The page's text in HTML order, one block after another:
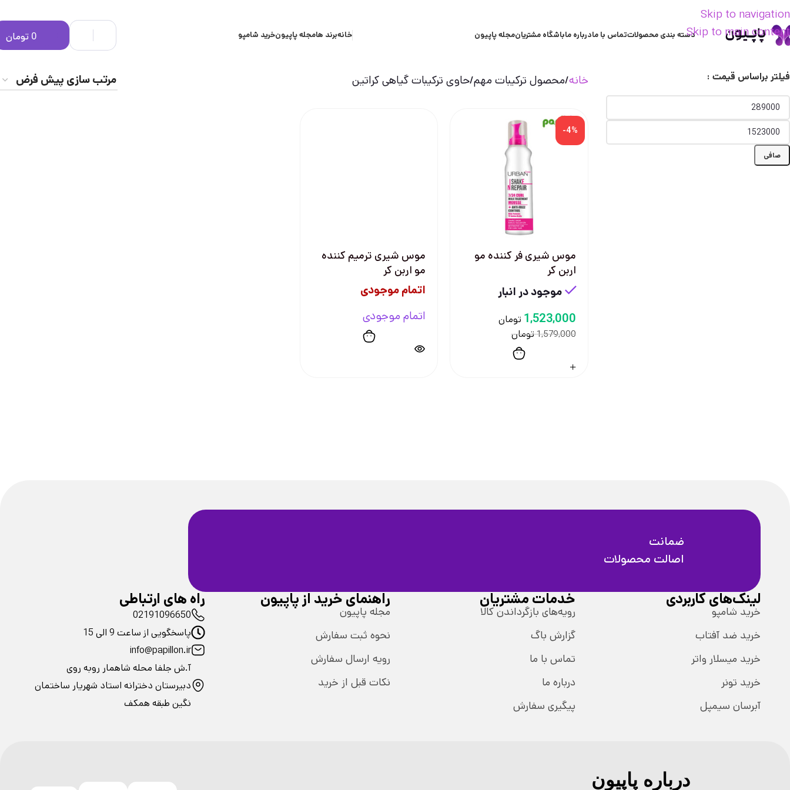
Skip to navigation
Skip to main contentدسته بندی محصولاتتماس با مادرباره ماباشگاه مشتریانمجله پاپیون خانهبرند هامجله پاپیونخرید شامپو 0 تومان
فیلتر براساس قیمت :
صافی
خانه محصول ترکیبات مهم حاوی ترکیبات گیاهی کراتین
-4%
موس شیری فر کننده مو
اربن کر
موجود در انبار
1,579,000تومان
1,523,000 تومان
موس شیری ترمیم کننده
مو اربن کر
اتمام موجودی
اتمام موجودی
ضمانت
اصالت محصولات
لینک‌های کاربردی
خرید شامپو
خرید ضد آفتاب
خرید میسلار واتر
خرید تونر
آبرسان سیمپل
خدمات مشتریان
رویه‌های بازگرداندن کالا
گزارش باگ
تماس با ما
درباره ما
پیگیری سفارش
راهنمای خرید از پاپیون
مجله پاپیون
نحوه ثبت سفارش
رویه ارسال سفارش
نکات قبل از خرید
راه های ارتباطی
02191096650
پاسخگویی از ساعت 9 الی 15
info@papillon.ir
آ.ش جلفا محله شاهمار روبه روی
دبیرستان دخترانه استاد شهریار ساختمان
نگین طبقه همکف
درباره پاپیون